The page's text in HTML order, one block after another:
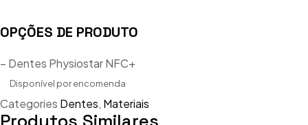
OPÇÕES DE PRODUTO
– Dentes Physiostar NFC+
Disponível por encomenda
Categories Dentes, Materiais